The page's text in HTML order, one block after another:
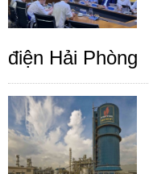
điện Hải Phòng